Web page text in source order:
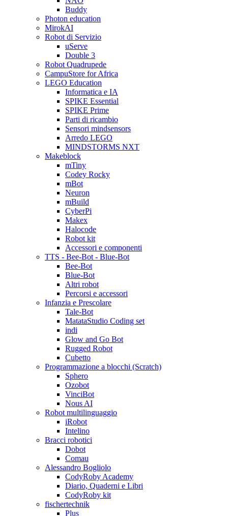
Buddy
Photon education
MirokAI
Robot di Servizio
uServe
Double 3
Robot Quadrupede
CampuStore for Africa
LEGO Education
Informatica e IA
SPIKE Essential
SPIKE Prime
Parti di ricambio
Sensori mindsensors
Arredo LEGO
MINDSTORMS NXT
Makeblock
mTiny
Codey Rocky
mBot
Neuron
mBuild
CyberPi
Makex
Halocode
Robot kit
Accessori e componenti
TTS - Bee-Bot - Blue-Bot
Bee-Bot
Blue-Bot
Altri robot
Percorsi e accessori
Infanzia e Prescolare
Tale-Bot
MatataStudio Coding set
indi
Glow and Go Bot
Rugged Robot
Cubetto
Programmazione a blocchi (Scratch)
Sphero
Ozobot
VinciBot
Nous AI
Robot multilinguaggio
iRobot
Intelino
Bracci robotici
Dobot
Comau
Alessandro Bogliolo
CodyRoby Academy
Diario, Quaderni e Libri
CodyRoby kit
fischertechnik
Plus